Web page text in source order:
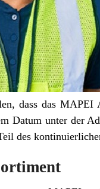
dass das MAPEI
Datum unter der
des